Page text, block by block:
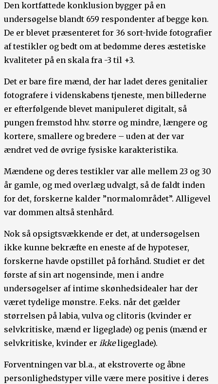
Den kortfattede konklusion bygger på en
undersøgelse blandt 659 respondenter af begge køn.
De er blevet præsenteret for 36 sort-hvide fotografier
af testikler og bedt om at bedømme deres æstetiske
kvaliteter på en skala fra -3 til +3.
Det er bare fire mænd, der har ladet deres genitalier
fotografere i videnskabens tjeneste, men billederne
er efterfølgende blevet manipuleret digitalt, så
pungen fremstod hhv. større og mindre, længere og
kortere, smallere og bredere – uden at der var
ændret ved de øvrige fysiske karakteristika.
Mændene og deres testikler var alle mellem 23 og 30
år gamle, og med overlæg udvalgt, så de faldt inden
for det, forskerne kalder ”normalområdet”. Alligevel
var dommen altså stenhård.
Nok så opsigtsvækkende er det, at undersøgelsen
ikke kunne bekræfte en eneste af de hypoteser,
forskerne havde opstillet på forhånd. Studiet er det
første af sin art nogensinde, men i andre
undersøgelser af intime skønhedsidealer har der
været tydelige mønstre. F.eks. når det gælder
størrelsen på labia, vulva og clitoris (kvinder er
selvkritiske, mænd er ligeglade) og penis (mænd er
selvkritiske, kvinder er ikkeligeglade).
Forventningen var bl.a., at ekstroverte og åbne
personlighedstyper ville være mere positive i deres